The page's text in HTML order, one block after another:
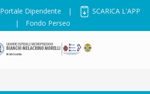
Portale Dipendente |
SCARICA L'APP
|
Fondo Perseo